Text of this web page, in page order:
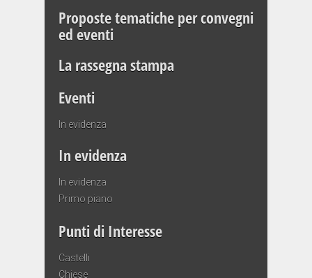
Proposte tematiche per convegni
ed eventi
La rassegna stampa
Eventi
In evidenza
In evidenza
In evidenza
Primo piano
Punti di Interesse
Castelli
Chiese